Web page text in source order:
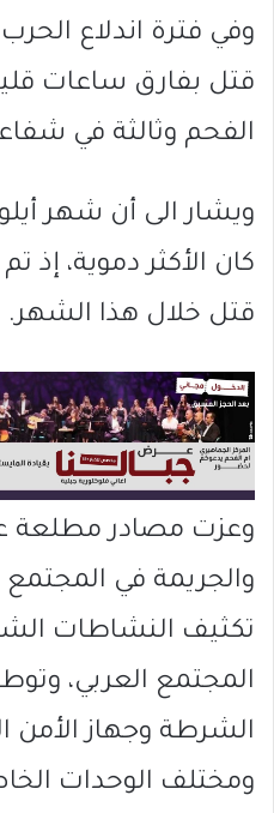
قتل بفارق ساعات
الفحم وثالثة في
ويشار الى أن شهر
قتل خلال هذا الشهر.
وعزت مصادر مطلعة
والجريمة في المجتمع
تكثيف النشاطات
المجتمع العربي،
الشرطة وجهاز الأمن
ومختلف الوحدات